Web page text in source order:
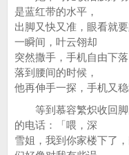
是蓝红带的水平，
出脚又快又准，眼看就
一瞬间，叶云翎却
突然撒手，手机自由下
落到腰间的时候，
他再伸手一探，手机又稳
等到慕容繁炽收回脚
的电话：「喂，深
雪姐，我到你家楼下了